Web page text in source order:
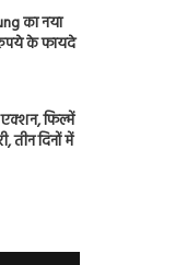
का नया
के फायदे
एक्शन, फिल्में
तीन दिनों में